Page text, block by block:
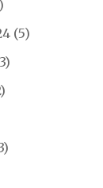
(5)